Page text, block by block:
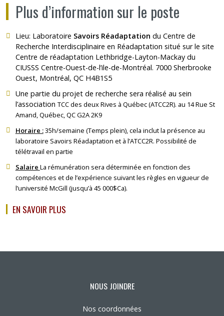
Plus d’information sur le poste
Lieu: Laboratoire Savoirs Réadaptation du Centre de
Recherche Interdisciplinaire en Réadaptation situé sur le site
Centre de réadaptation Lethbridge-Layton-Mackay du
CIUSSS Centre-Ouest-de-l’ile-de-Montréal. 7000 Sherbrooke
Ouest, Montréal, QC H4B1S5
Une partie du projet de recherche sera réalisé au sein
l’association TCC des deux Rives à Québec (ATCC2R). au 14 Rue St
Amand, Québec, QC G2A 2K9
Horaire :35h/semaine (Temps plein), cela inclut la présence au
laboratoire Savoirs Réadaptation et à l’ATCC2R. Possibilité de
télétravail en partie
Salaire La rémunération sera déterminée en fonction des
compétences et de l’expérience suivant les règles en vigueur de
l’université McGill (jusqu’à 45 000$Ca).
EN SAVOIR PLUS
NOUS JOINDRE
Nos coordonnées